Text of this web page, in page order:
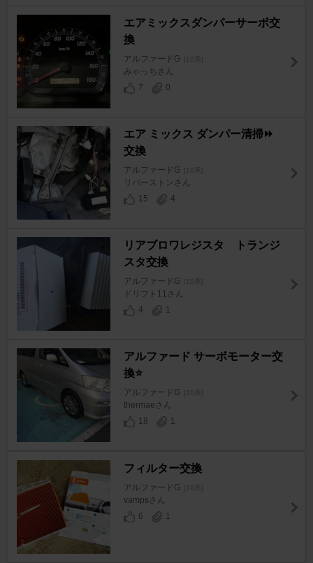
エアミックスダンパーサーボ交
換
アルファードG [10系]
みゃっちさん
7
0
エア ミックス ダンパー清掃⏩
交換
アルファードG [10系]
リバーストンさん
15
4
リアブロワレジスタ トランジ
スタ交換
アルファードG [10系]
ドリフト11さん
4
1
アルファード サーボモーター交
換⭐️
アルファードG [10系]
thermaeさん
18
1
フィルター交換
アルファードG [10系]
vampsさん
6
1